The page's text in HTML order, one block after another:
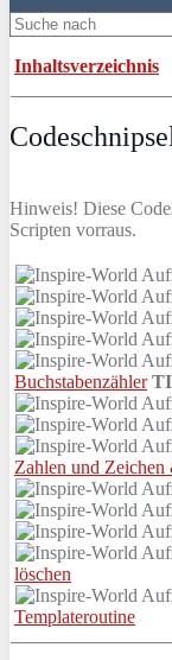
Inhaltsverzeichnis
Hinweis! Diese
Scripten vorraus.
Buchstabenzähler
Zahlen und
löschen
Templateroutine